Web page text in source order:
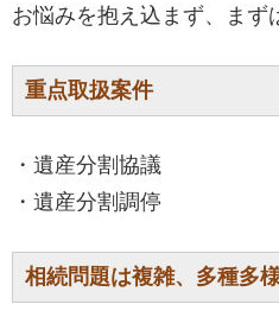
お悩みを抱え込まず、まず
重点取扱案件
・遺産分割協議
・遺産分割調停
相続問題は複雑、多種多